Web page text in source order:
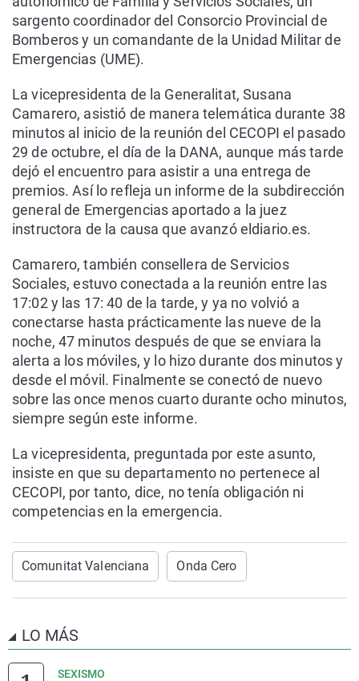
sargento coordinador del Consorcio Provincial de
Bomberos y un comandante de la Unidad Militar de
Emergencias (UME).
La vicepresidenta de la Generalitat, Susana
Camarero, asistió de manera telemática durante 38
minutos al inicio de la reunión del CECOPI el pasado
29 de octubre, el día de la DANA, aunque más tarde
dejó el encuentro para asistir a una entrega de
premios. Así lo refleja un informe de la subdirección
general de Emergencias aportado a la juez
instructora de la causa que avanzó eldiario.es.
Camarero, también consellera de Servicios
Sociales, estuvo conectada a la reunión entre las
17:02 y las 17: 40 de la tarde, y ya no volvió a
conectarse hasta prácticamente las nueve de la
noche, 47 minutos después de que se enviara la
alerta a los móviles, y lo hizo durante dos minutos y
desde el móvil. Finalmente se conectó de nuevo
sobre las once menos cuarto durante ocho minutos,
siempre según este informe.
La vicepresidenta, preguntada por este asunto,
insiste en que su departamento no pertenece al
CECOPI, por tanto, dice, no tenía obligación ni
competencias en la emergencia.
Comunitat Valenciana Onda Cero
LO MÁS
SEXISMO